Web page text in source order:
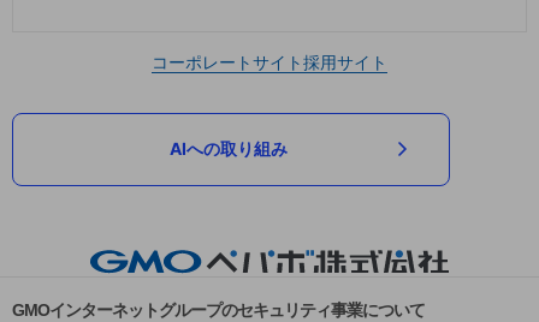
コーポレートサイト採用サイト
AIへの取り組み
GMOインターネットグループのセキュリティ事業について